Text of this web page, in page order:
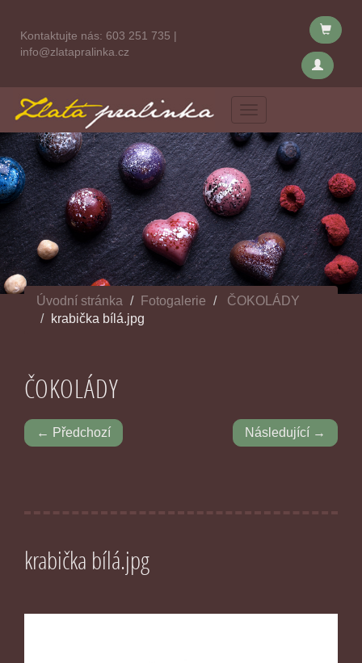
Kontaktujte nás: 603 251 735 |
info@zlatapralinka.cz
Menu
Úvodní stránka Fotogalerie
ČOKOLÁDY
krabička bílá.jpg
ČOKOLÁDY
← Předchozí Následující →
krabička bílá.jpg